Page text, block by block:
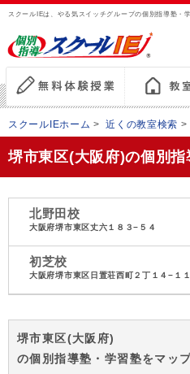
スクールIEは、やる気スイッチグループの個別指導塾・
スクールIEホーム > 近くの教室検索 >
堺市東区(大阪府)の個別
北野田校
大阪府堺市東区丈六１８３−５４
初芝校
大阪府堺市東区日置荘西町２丁１４−１
堺市東区(大阪府)
の個別指導塾・学習塾をマッ